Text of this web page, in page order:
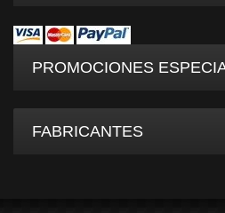
PROMOCIONES
FABRICANTES